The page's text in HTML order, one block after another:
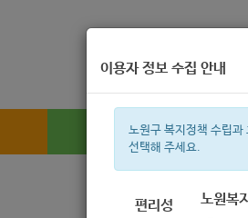
복지정보
이용자 정보 수집 안내
노원구 복지정책 수립
선택해 주세요.
편리성
노원복